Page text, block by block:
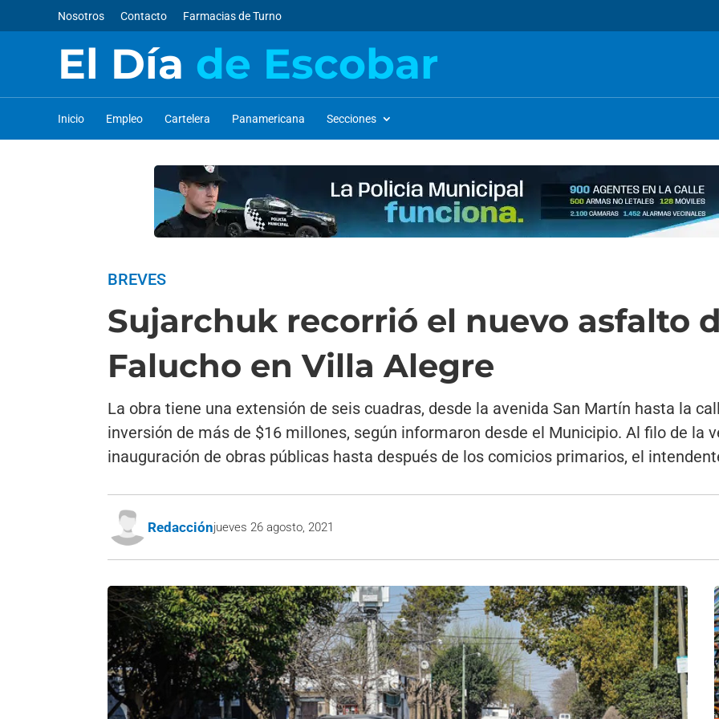
Nosotros Contacto Farmacias de Turno
El Día de Escobar
Inicio Empleo Cartelera Panamericana Secciones
BREVES
Sujarchuk recorrió el nuevo asfalto
Falucho en Villa Alegre
La obra tiene una extensión de seis cuadras, desde la avenida San Martín hasta la
inversión de más de $16 millones, según informaron desde el Municipio. Al filo de la
inauguración de obras públicas hasta después de los comicios primarios, el
Redacciónjueves 26 agosto, 2021